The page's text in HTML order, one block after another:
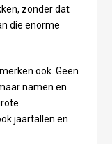
zonder dat
die enorme
ook. Geen
namen en
jaartallen en